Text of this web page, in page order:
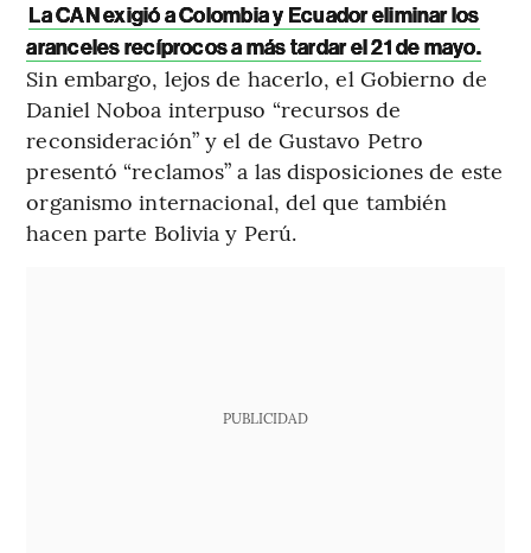
La CAN exigió a Colombia y Ecuador eliminar los
aranceles recíprocos a más tardar el 21 de mayo.
Sin embargo, lejos de hacerlo, el Gobierno de
Daniel Noboa interpuso “recursos de
reconsideración” y el de Gustavo Petro
presentó “reclamos” a las disposiciones de este
organismo internacional, del que también
hacen parte Bolivia y Perú.
PUBLICIDAD